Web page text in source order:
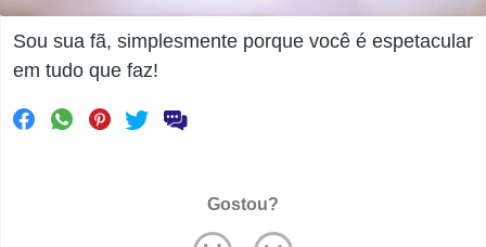
Sou sua fã, simplesmente porque você é espetacular
em tudo que faz!
Gostou?